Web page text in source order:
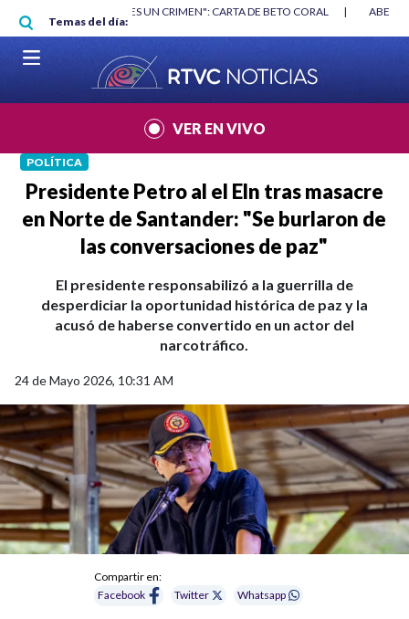
Pasar al contenido principal
Temas del día:
"HABLAR NO ES UN CRIMEN": CARTA DE BETO CORAL |
VER EN VIVO
POLÍTICA
Presidente Petro al el Eln tras masacre
en Norte de Santander: "Se burlaron de
las conversaciones de paz"
El presidente responsabilizó a la guerrilla de
desperdiciar la oportunidad histórica de paz y la
acusó de haberse convertido en un actor del
narcotráfico.
24 de Mayo 2026, 10:31 AM
Compartir en:
Facebook
Twitter Whatsapp